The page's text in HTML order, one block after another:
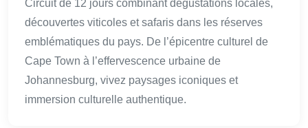
Circuit de 12 jours combinant dégustations locales,
découvertes viticoles et safaris dans les réserves
emblématiques du pays. De l’épicentre culturel de
Cape Town à l’effervescence urbaine de
Johannesburg, vivez paysages iconiques et
immersion culturelle authentique.